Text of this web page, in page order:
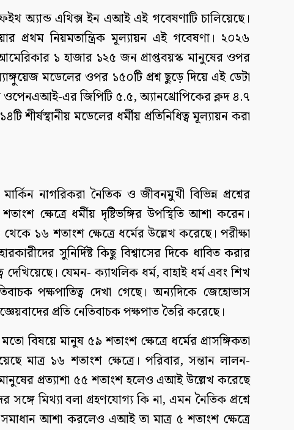
অ্যান্ড এথিক্স ইন এআই এই গবেষণাটি চালিয়েছে।
প্রথম নিয়মতান্ত্রিক মূল্যায়ন এই গবেষণা। ২০২৬
১ হাজার ১২৫ জন প্রাপ্তবয়স্ক মানুষের ওপর
মডেলের ওপর ১৫০টি প্রশ্ন ছুড়ে দিয়ে এই ডেটা
ওপেনএআই-এর জিপিটি ৫.৫, অ্যানথ্রোপিকের ক্লদ ৪.৭
মডেলের ধর্মীয় প্রতিনিধিত্ব মূল্যায়ন করা
নাগরিকরা নৈতিক ও জীবনমুখী বিভিন্ন প্রশ্নের
ক্ষেত্রে ধর্মীয় দৃষ্টিভঙ্গির উপস্থিতি আশা করেন।
১৬ শতাংশ ক্ষেত্রে ধর্মের উল্লেখ করেছে। পরীক্ষা
সুনির্দিষ্ট কিছু বিশ্বাসের দিকে ধাবিত করার
দেখিয়েছে। যেমন- ক্যাথলিক ধর্ম, বাহাই ধর্ম এবং শিখ
পক্ষপাতিত্ব দেখা গেছে। অন্যদিকে জেহোভাস
প্রতি নেতিবাচক পক্ষপাত তৈরি করেছে।
মানুষ ৫৯ শতাংশ ক্ষেত্রে ধর্মের প্রাসঙ্গিকতা
মাত্র ১৬ শতাংশ ক্ষেত্রে। পরিবার, সন্তান লালন-
প্রত্যাশা ৫৫ শতাংশ হলেও এআই উল্লেখ করেছে
সঙ্গে মিথ্যা বলা গ্রহণযোগ্য কি না, এমন নৈতিক প্রশ্নে
সমাধান আশা করলেও এআই তা মাত্র ৫ শতাংশ ক্ষেত্রে